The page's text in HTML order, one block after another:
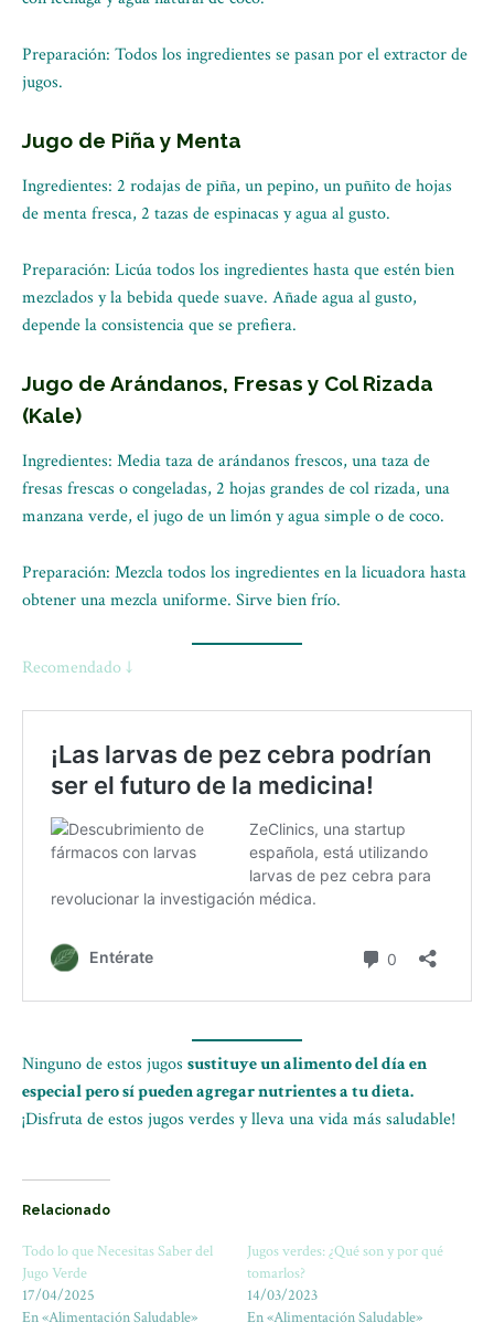
Preparación: Todos los ingredientes se pasan por el extractor de
jugos.
Jugo de Piña y Menta
Ingredientes: 2 rodajas de piña, un pepino, un puñito de hojas
de menta fresca, 2 tazas de espinacas y agua al gusto.
Preparación: Licúa todos los ingredientes hasta que estén bien
mezclados y la bebida quede suave. Añade agua al gusto,
depende la consistencia que se prefiera.
Jugo de Arándanos, Fresas y Col Rizada
(Kale)
Ingredientes: Media taza de arándanos frescos, una taza de
fresas frescas o congeladas, 2 hojas grandes de col rizada, una
manzana verde, el jugo de un limón y agua simple o de coco.
Preparación: Mezcla todos los ingredientes en la licuadora hasta
obtener una mezcla uniforme. Sirve bien frío.
Recomendado ↓
Ninguno de estos jugos sustituye un alimento del día en
especial pero sí pueden agregar nutrientes a tu dieta.
¡Disfruta de estos jugos verdes y lleva una vida más saludable!
Relacionado
Todo lo que Necesitas Saber del
Jugo Verde
17/04/2025
En «Alimentación Saludable»
Jugos verdes: ¿Qué son y por qué
tomarlos?
14/03/2023
En «Alimentación Saludable»